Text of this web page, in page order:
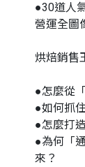
●30道人
營運全圖
烘焙銷售
●怎麼從
●如何抓
●怎麼打
●為何「
來？